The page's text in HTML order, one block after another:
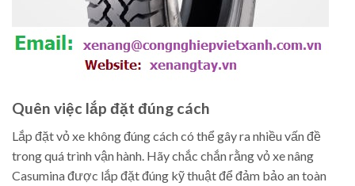
Quên việc lắp đặt đúng cách
Lắp đặt vỏ xe không đúng cách có thể gây ra nhiều vấn đề
trong quá trình vận hành. Hãy chắc chắn rằng vỏ xe nâng
Casumina được lắp đặt đúng kỹ thuật để đảm bảo an toàn